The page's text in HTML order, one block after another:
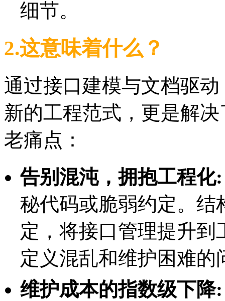
细节。
2.这意味着什么？
通过接口建模与文档驱动
新的工程范式，更是解
老痛点：
告别混沌，拥抱工程化:
秘代码或脆弱约定。结
定，将接口管理提升
定义混乱和维护困难的
维护成本的指数级下降: